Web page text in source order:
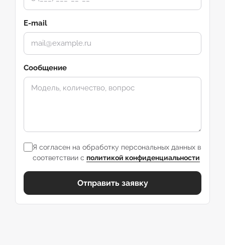
E-mail
Сообщение
Я согласен на обработку персональных данных в
соответствии с политикой конфиденциальности
Отправить заявку